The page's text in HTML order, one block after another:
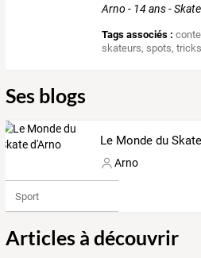
Arno - 14 ans -
Tags associés :
skateurs,spots,
Ses blogs
Arno
Sport
Articles à découvrir